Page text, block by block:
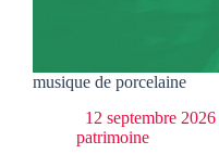
musique de porcelaine
12 septembre 2026
patrimoine